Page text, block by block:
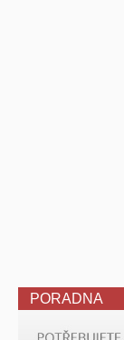
PORADNA